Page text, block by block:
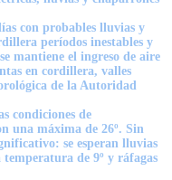
con probables lluvias y
períodos inestables y
mantiene el ingreso de aire
en cordillera, valles
de la Autoridad
condiciones de
una máxima de 26º. Sin
se esperan lluvias
temperatura de 9º y ráfagas